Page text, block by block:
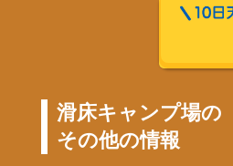
滑床キャンプ場の
その他の情報